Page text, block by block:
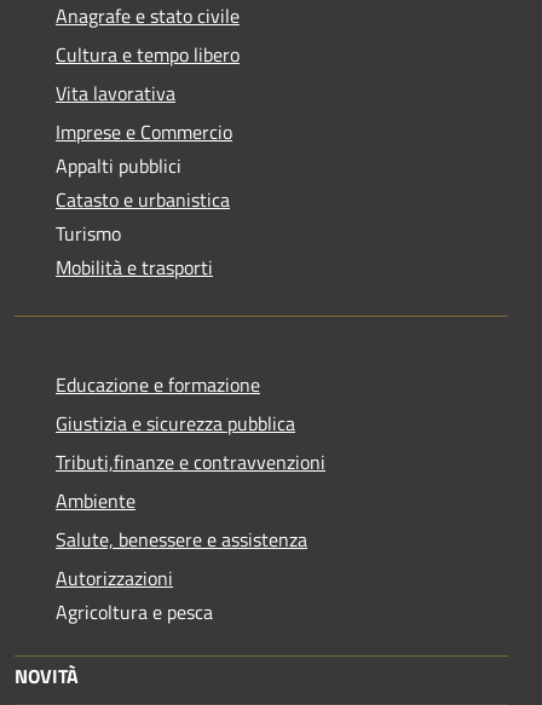
Anagrafe e stato civile
Cultura e tempo libero
Vita lavorativa
Imprese e Commercio
Appalti pubblici
Catasto e urbanistica
Turismo
Mobilità e trasporti
Educazione e formazione
Giustizia e sicurezza pubblica
Tributi,finanze e contravvenzioni
Ambiente
Salute, benessere e assistenza
Autorizzazioni
Agricoltura e pesca
NOVITÀ